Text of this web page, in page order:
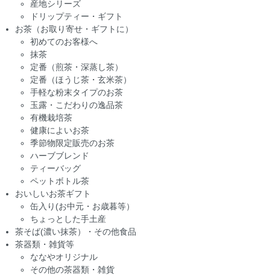
産地シリーズ
ドリップティー・ギフト
お茶（お取り寄せ・ギフトに）
初めてのお客様へ
抹茶
定番（煎茶・深蒸し茶）
定番（ほうじ茶・玄米茶）
手軽な粉末タイプのお茶
玉露・こだわりの逸品茶
有機栽培茶
健康によいお茶
季節物限定販売のお茶
ハーブブレンド
ティーバッグ
ペットボトル茶
おいしいお茶ギフト
缶入り(お中元・お歳暮等）
ちょっとした手土産
茶そば(濃い抹茶）・その他食品
茶器類・雑貨等
ななやオリジナル
その他の茶器類・雑貨